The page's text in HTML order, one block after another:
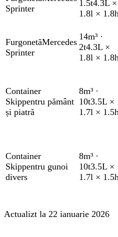
Sprinter
1.5t4.3L ×
1.8l × 1.8h
FurgonetăMercedes
Sprinter
14m³ ·
2t4.3L ×
1.8l × 1.8h
Container
Skippentru pământ
și piatră
8m³ ·
10t3.5L ×
1.7l × 1.5h
Container
Skippentru gunoi
divers
8m³ ·
10t3.5L ×
1.7l × 1.5h
Actualizt la 22 ianuarie 2026